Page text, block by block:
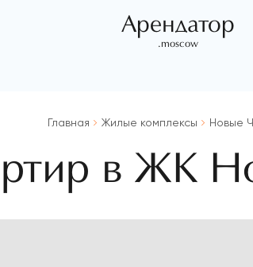
Арендатор
.moscow
Главная Жилые комплексы Новые
в ЖК